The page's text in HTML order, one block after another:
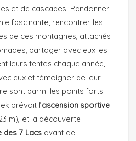
et de cascades. Randonner
fascinante, rencontrer les
de ces montagnes, attachés
partager avec eux les
leurs tentes chaque année,
eux et témoigner de leur
sont parmi les points forts
prévoit l’ascension sportive
m), et la découverte
des 7 Lacs avant de